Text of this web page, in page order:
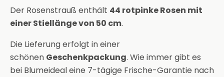
Der Rosenstrauß enthält 44 rotpinke Rosen mit
einer Stiellänge von 50 cm.
Die Lieferung erfolgt in einer
schönen Geschenkpackung. Wie immer gibt es
bei Blumeideal eine 7-tägige Frische-Garantie nach